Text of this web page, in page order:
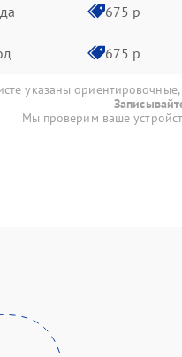
675 р
675 р
указаны ориентировочные,
Мы проверим ваше